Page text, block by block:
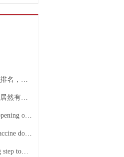
哪种语言最难学？外媒做了个排名，中文果然高居榜首
夏日炎炎吃西瓜：西瓜对健康居然有这么多好处！
英语文摘:Xi, Putin to witness opening of nuclear energy cooperation project via video link
英语文摘:China hits 400 mln vaccine doses following recent COVID-19 outbreaks
欧美文化:Feature: UK takes big step toward normal life with caution urged